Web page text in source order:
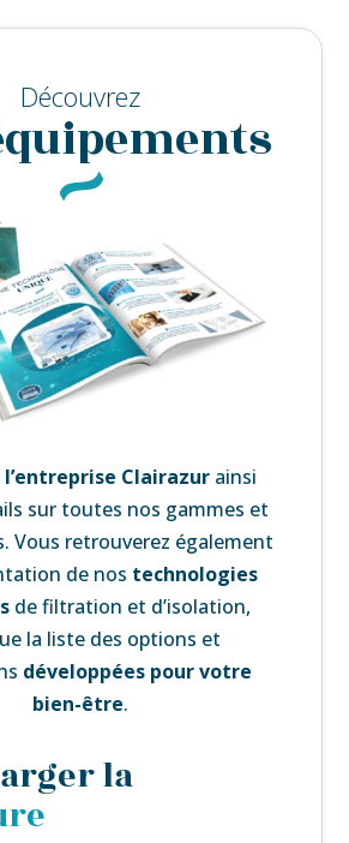
Découvrez
l’entreprise Clairazur ainsi
sur toutes nos gammes et
Vous retrouverez également
de nos technologies
de filtration et d’isolation,
la liste des options et
développées pour votre
bien-être.
la